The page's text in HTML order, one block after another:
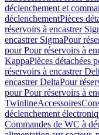
déclenchement et
déclenchementPièces
réservoirs à encastrer
encastrer SigmaPour
pour Pour réservoirs à
KappaPièces détachées
réservoirs à encastrer
encastrer DeltaPour
pour Pour réservoirs à
TwinlineAccessoires
déclenchement
Commandes de WC à